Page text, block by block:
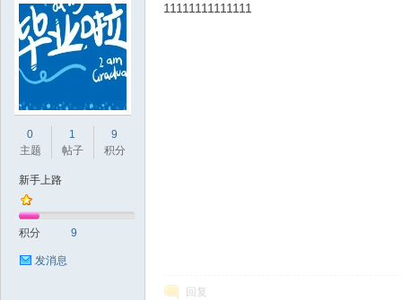
0
主题
1
帖子
9
积分
新手上路
积分 9
发消息
11111111111111
回复